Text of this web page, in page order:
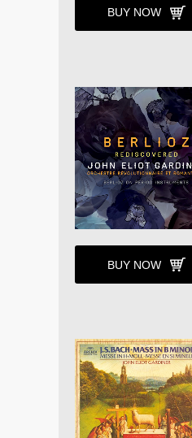
BUY NOW
BUY NOW